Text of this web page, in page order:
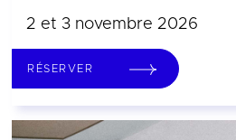
2 et 3 novembre 2026
RÉSERVER